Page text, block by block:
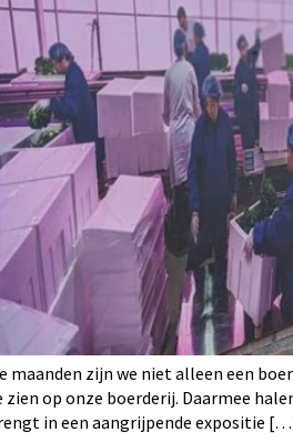
maanden zijn we niet alleen een
zien op onze boerderij. Daarmee
in een aangrijpende expositie